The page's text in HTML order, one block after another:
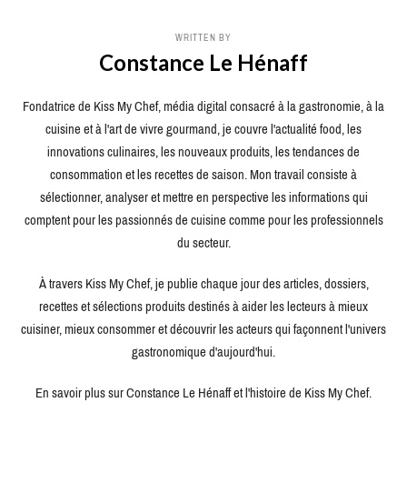
WRITTEN BY
Constance Le Hénaff
Fondatrice de Kiss My Chef, média digital consacré à la gastronomie, à la
cuisine et à l'art de vivre gourmand, je couvre l'actualité food, les
innovations culinaires, les nouveaux produits, les tendances de
consommation et les recettes de saison. Mon travail consiste à
sélectionner, analyser et mettre en perspective les informations qui
comptent pour les passionnés de cuisine comme pour les professionnels
du secteur.
À travers Kiss My Chef, je publie chaque jour des articles, dossiers,
recettes et sélections produits destinés à aider les lecteurs à mieux
cuisiner, mieux consommer et découvrir les acteurs qui façonnent l'univers
gastronomique d'aujourd'hui.
En savoir plus sur Constance Le Hénaff et l'histoire de Kiss My Chef.